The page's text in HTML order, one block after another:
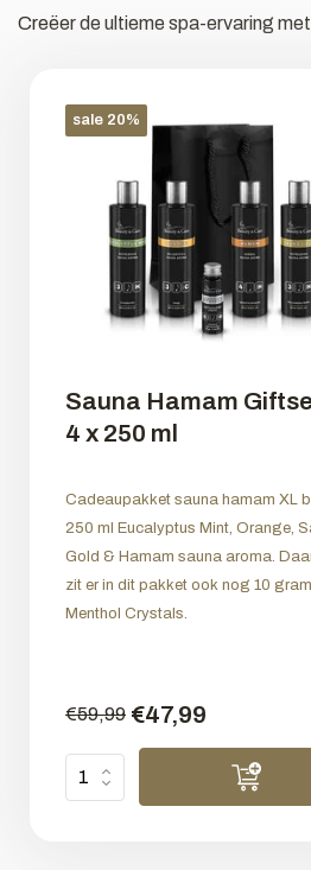
Creëer de ultieme spa-ervaring
sale 20%
Sauna Hamam
4 x 250 ml
Cadeaupakket sauna hamam XL
250 ml Eucalyptus Mint, Orange,
Gold & Hamam sauna aroma.
zit er in dit pakket ook nog 10 gram
Menthol Crystals.
€59,99 €47,99